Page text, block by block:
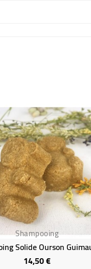
Shampooing
14,50 €Prix